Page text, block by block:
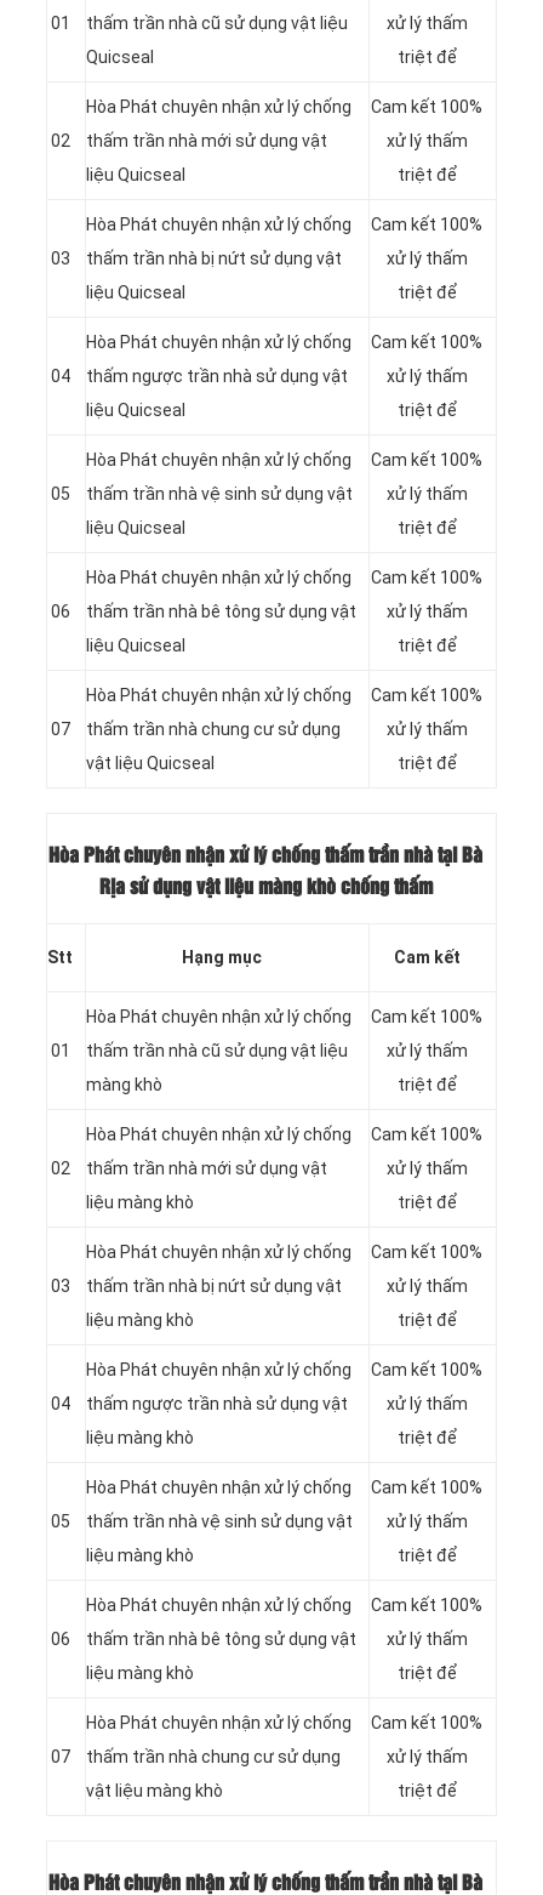
01
thấm trần nhà cũ sử dụng vật liệu
Quicseal
xử lý thấm
triệt để
02
Hòa Phát chuyên nhận xử lý chống
thấm trần nhà mới sử dụng vật
liệu Quicseal
Cam kết 100%
xử lý thấm
triệt để
03
Hòa Phát chuyên nhận xử lý chống
thấm trần nhà bị nứt sử dụng vật
liệu Quicseal
Cam kết 100%
xử lý thấm
triệt để
04
Hòa Phát chuyên nhận xử lý chống
thấm ngược trần nhà sử dụng vật
liệu Quicseal
Cam kết 100%
xử lý thấm
triệt để
05
Hòa Phát chuyên nhận xử lý chống
thấm trần nhà vệ sinh sử dụng vật
liệu Quicseal
Cam kết 100%
xử lý thấm
triệt để
06
Hòa Phát chuyên nhận xử lý chống
thấm trần nhà bê tông sử dụng vật
liệu Quicseal
Cam kết 100%
xử lý thấm
triệt để
07
Hòa Phát chuyên nhận xử lý chống
thấm trần nhà chung cư sử dụng
vật liệu Quicseal
Cam kết 100%
xử lý thấm
triệt để
Hòa Phát chuyên nhận xử lý chống thấm trần nhà tại Bà
Rịa sử dụng vật liệu màng khò chống thấm
Stt Hạng mục Cam kết
01
Hòa Phát chuyên nhận xử lý chống
thấm trần nhà cũ sử dụng vật liệu
màng khò
Cam kết 100%
xử lý thấm
triệt để
02
Hòa Phát chuyên nhận xử lý chống
thấm trần nhà mới sử dụng vật
liệu màng khò
Cam kết 100%
xử lý thấm
triệt để
03
Hòa Phát chuyên nhận xử lý chống
thấm trần nhà bị nứt sử dụng vật
liệu màng khò
Cam kết 100%
xử lý thấm
triệt để
04
Hòa Phát chuyên nhận xử lý chống
thấm ngược trần nhà sử dụng vật
liệu màng khò
Cam kết 100%
xử lý thấm
triệt để
05
Hòa Phát chuyên nhận xử lý chống
thấm trần nhà vệ sinh sử dụng vật
liệu màng khò
Cam kết 100%
xử lý thấm
triệt để
06
Hòa Phát chuyên nhận xử lý chống
thấm trần nhà bê tông sử dụng vật
liệu màng khò
Cam kết 100%
xử lý thấm
triệt để
07
Hòa Phát chuyên nhận xử lý chống
thấm trần nhà chung cư sử dụng
vật liệu màng khò
Cam kết 100%
xử lý thấm
triệt để
Hòa Phát chuyên nhận xử lý chống thấm trần nhà tại Bà